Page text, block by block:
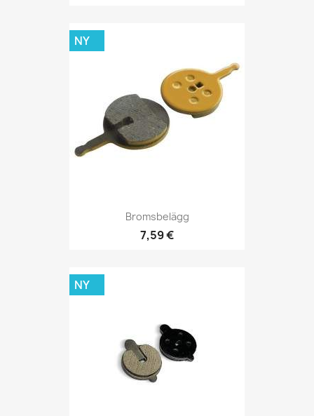
Bromsbelägg
7,59 €
NY
NY